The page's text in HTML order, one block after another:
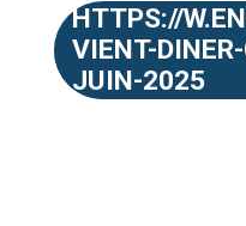
HTTPS://
VIENT-
JUIN-2025